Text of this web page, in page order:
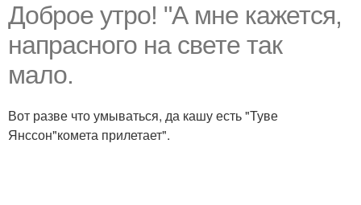
Доброе утро! "А мне кажется,
напрасного на свете так
мало.
Вот разве что умываться, да кашу есть "Туве
Янссон"комета прилетает".